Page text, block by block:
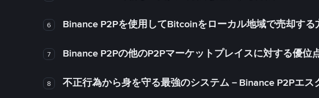
6 Binance P2Pを使用してBitcoinをローカル地域で売却する
7 Binance P2Pの他のP2Pマーケットプレイスに対する優位
8 不正行為から身を守る最強のシステム－Binance P2Pエス